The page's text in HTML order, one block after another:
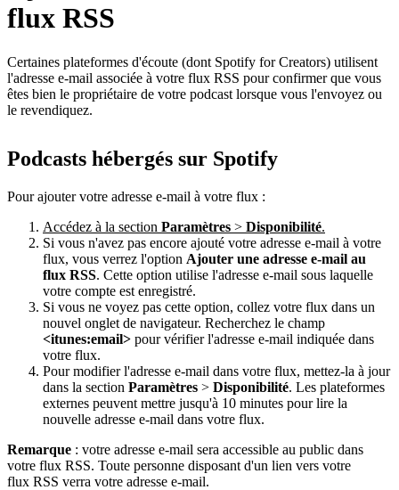
flux RSS
Certaines plateformes d'écoute (dont Spotify for Creators) utilisent
l'adresse e-mail associée à votre flux RSS pour confirmer que vous
êtes bien le propriétaire de votre podcast lorsque vous l'envoyez ou
le revendiquez.
Podcasts hébergés sur Spotify
Pour ajouter votre adresse e-mail à votre flux :
Accédez à la section Paramètres > Disponibilité.
Si vous n'avez pas encore ajouté votre adresse e-mail à votre
flux, vous verrez l'option Ajouter une adresse e-mail au
flux RSS. Cette option utilise l'adresse e-mail sous laquelle
votre compte est enregistré.
Si vous ne voyez pas cette option, collez votre flux dans un
nouvel onglet de navigateur. Recherchez le champ
<itunes:email> pour vérifier l'adresse e-mail indiquée dans
votre flux.
Pour modifier l'adresse e-mail dans votre flux, mettez-la à jour
dans la section Paramètres > Disponibilité. Les plateformes
externes peuvent mettre jusqu'à 10 minutes pour lire la
nouvelle adresse e-mail dans votre flux.
Remarque : votre adresse e-mail sera accessible au public dans
votre flux RSS. Toute personne disposant d'un lien vers votre
flux RSS verra votre adresse e-mail.